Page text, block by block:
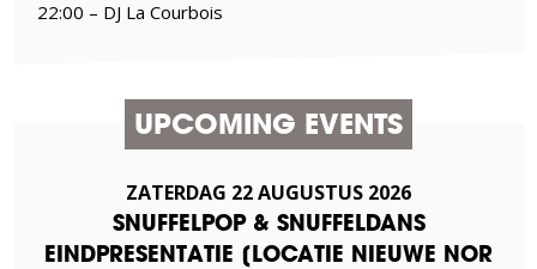
22:00 – DJ La Courbois
UPCOMING EVENTS
ZATERDAG 22AUGUSTUS 2026
SNUFFELPOP & SNUFFELDANS
EINDPRESENTATIE [LOCATIE NIEUWE NOR